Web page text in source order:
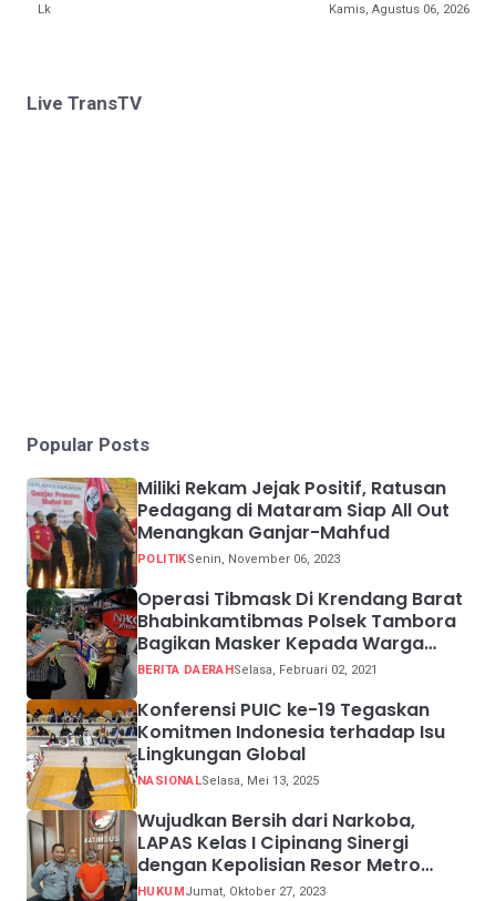
Lk Kamis, Agustus 06, 2026
Live TransTV
Popular Posts
Miliki Rekam Jejak Positif, Ratusan
Pedagang di Mataram Siap All Out
Menangkan Ganjar-Mahfud
POLITIKSenin, November 06, 2023
Operasi Tibmask Di Krendang Barat
Bhabinkamtibmas Polsek Tambora
Bagikan Masker Kepada Warga
Pelanggar Prokes
BERITA DAERAHSelasa, Februari 02, 2021
Konferensi PUIC ke-19 Tegaskan
Komitmen Indonesia terhadap Isu
Lingkungan Global
NASIONALSelasa, Mei 13, 2025
Wujudkan Bersih dari Narkoba,
LAPAS Kelas I Cipinang Sinergi
dengan Kepolisian Resor Metro
Jakarta Barat
HUKUMJumat, Oktober 27, 2023